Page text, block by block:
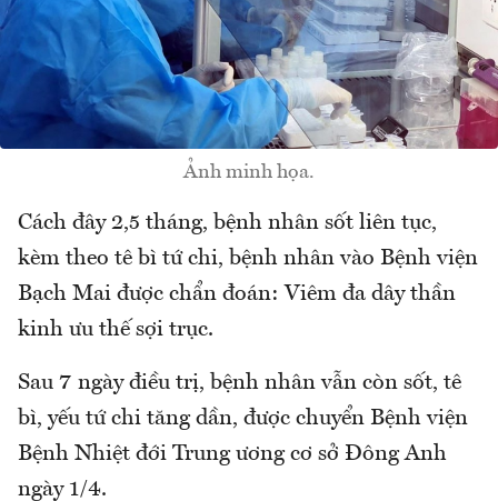
Ảnh minh họa.
Cách đây 2,5 tháng, bệnh nhân sốt liên tục,
kèm theo tê bì tứ chi, bệnh nhân vào Bệnh viện
Bạch Mai được chẩn đoán: Viêm đa dây thần
kinh ưu thế sợi trục.
Sau 7 ngày điều trị, bệnh nhân vẫn còn sốt, tê
bì, yếu tứ chi tăng dần, được chuyển Bệnh viện
Bệnh Nhiệt đới Trung ương cơ sở Đông Anh
ngày 1/4.